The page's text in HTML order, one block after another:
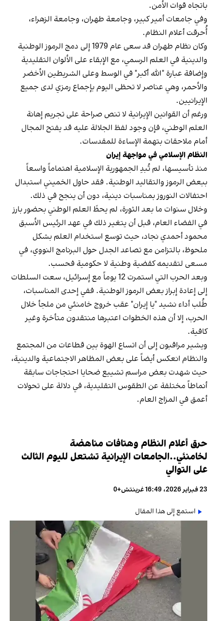
باتجاه قوات الأمن.
وفي جامعات أمير كبير، وجامعة طهران، وجامعة الزهراء،
أُحرقت أعلام النظام.
وكان نظام طهران قد سعى عام 1979 إلى دمج الرموز الوطنية
والدينية في العلم الرسمي، مع الإبقاء على الألوان التقليدية
وإضافة عبارة "الله أكبر" في الوسط وعلى الشريطين الأخضر
والأحمر، وهي عناصر لا تحظى اليوم بإجماع رمزي لدى جميع
الإيرانيين.
ورغم أن القوانين الإيرانية لا تنص صراحة على تجريم إهانة
العلم الوطني، فإن وجود لفظ الجلالة عليه قد يفتح المجال
أمام ملاحقات بتهمة الإساءة للمقدسات.
النظام الإسلامي في مواجهة إيران
منذ تأسيسها، لم تُبدِ الجمهورية الإسلامية اهتماماً واسعاً
ببعض الرموز والتقاليد الوطنية. فقد حاول الخميني استبدال
احتفالات النوروز بمناسبات دينية، دون أن ينجح في ذلك.
وخلال سنوات ما بعد الثورة، لم يحظَ العلم الوطني بحضور بارز
في الفضاء العام، قبل أن يتغير ذلك في عهد الرئيس الأسبق
محمود أحمدي‌ نجاد، حيث توسع استخدام العلم بشكل
ملحوظ، بالتزامن مع تصاعد الجدل حول البرنامج النووي، في
مسعى لتقديمه كقضية وطنية لا حكومية فحسب.
وبعد الحرب التي استمرت 12 يوماً مع إسرائيل، سعت السلطات
إلى إعادة إبراز بعض الرموز الوطنية. ففي إحدى المناسبات،
طُلب أداء نشيد "يا إيران" عقب خروج خامنئي من ملجأ خلال
الحرب، إلا أن هذه الخطوات اعتبرها منتقدون متأخرة وغير
كافية.
ويشير مراقبون إلى أن اتساع الهوة بين قطاعات من المجتمع
والنظام انعكس أيضاً على بعض المظاهر الاجتماعية والدينية،
حيث شهدت بعض مراسم تشييع ضحايا احتجاجات سابقة
أنماطاً مختلفة عن الطقوس التقليدية، في دلالة على تحولات
أعمق في المزاج العام.
حرق أعلام النظام وهتافات مناهضة
لخامنئي..الجامعات الإيرانية تشتعل لليوم الثالث
على التوالي
23 فبراير 2026، 16:49 غرينتش+0
استمع إلى هذا المقال